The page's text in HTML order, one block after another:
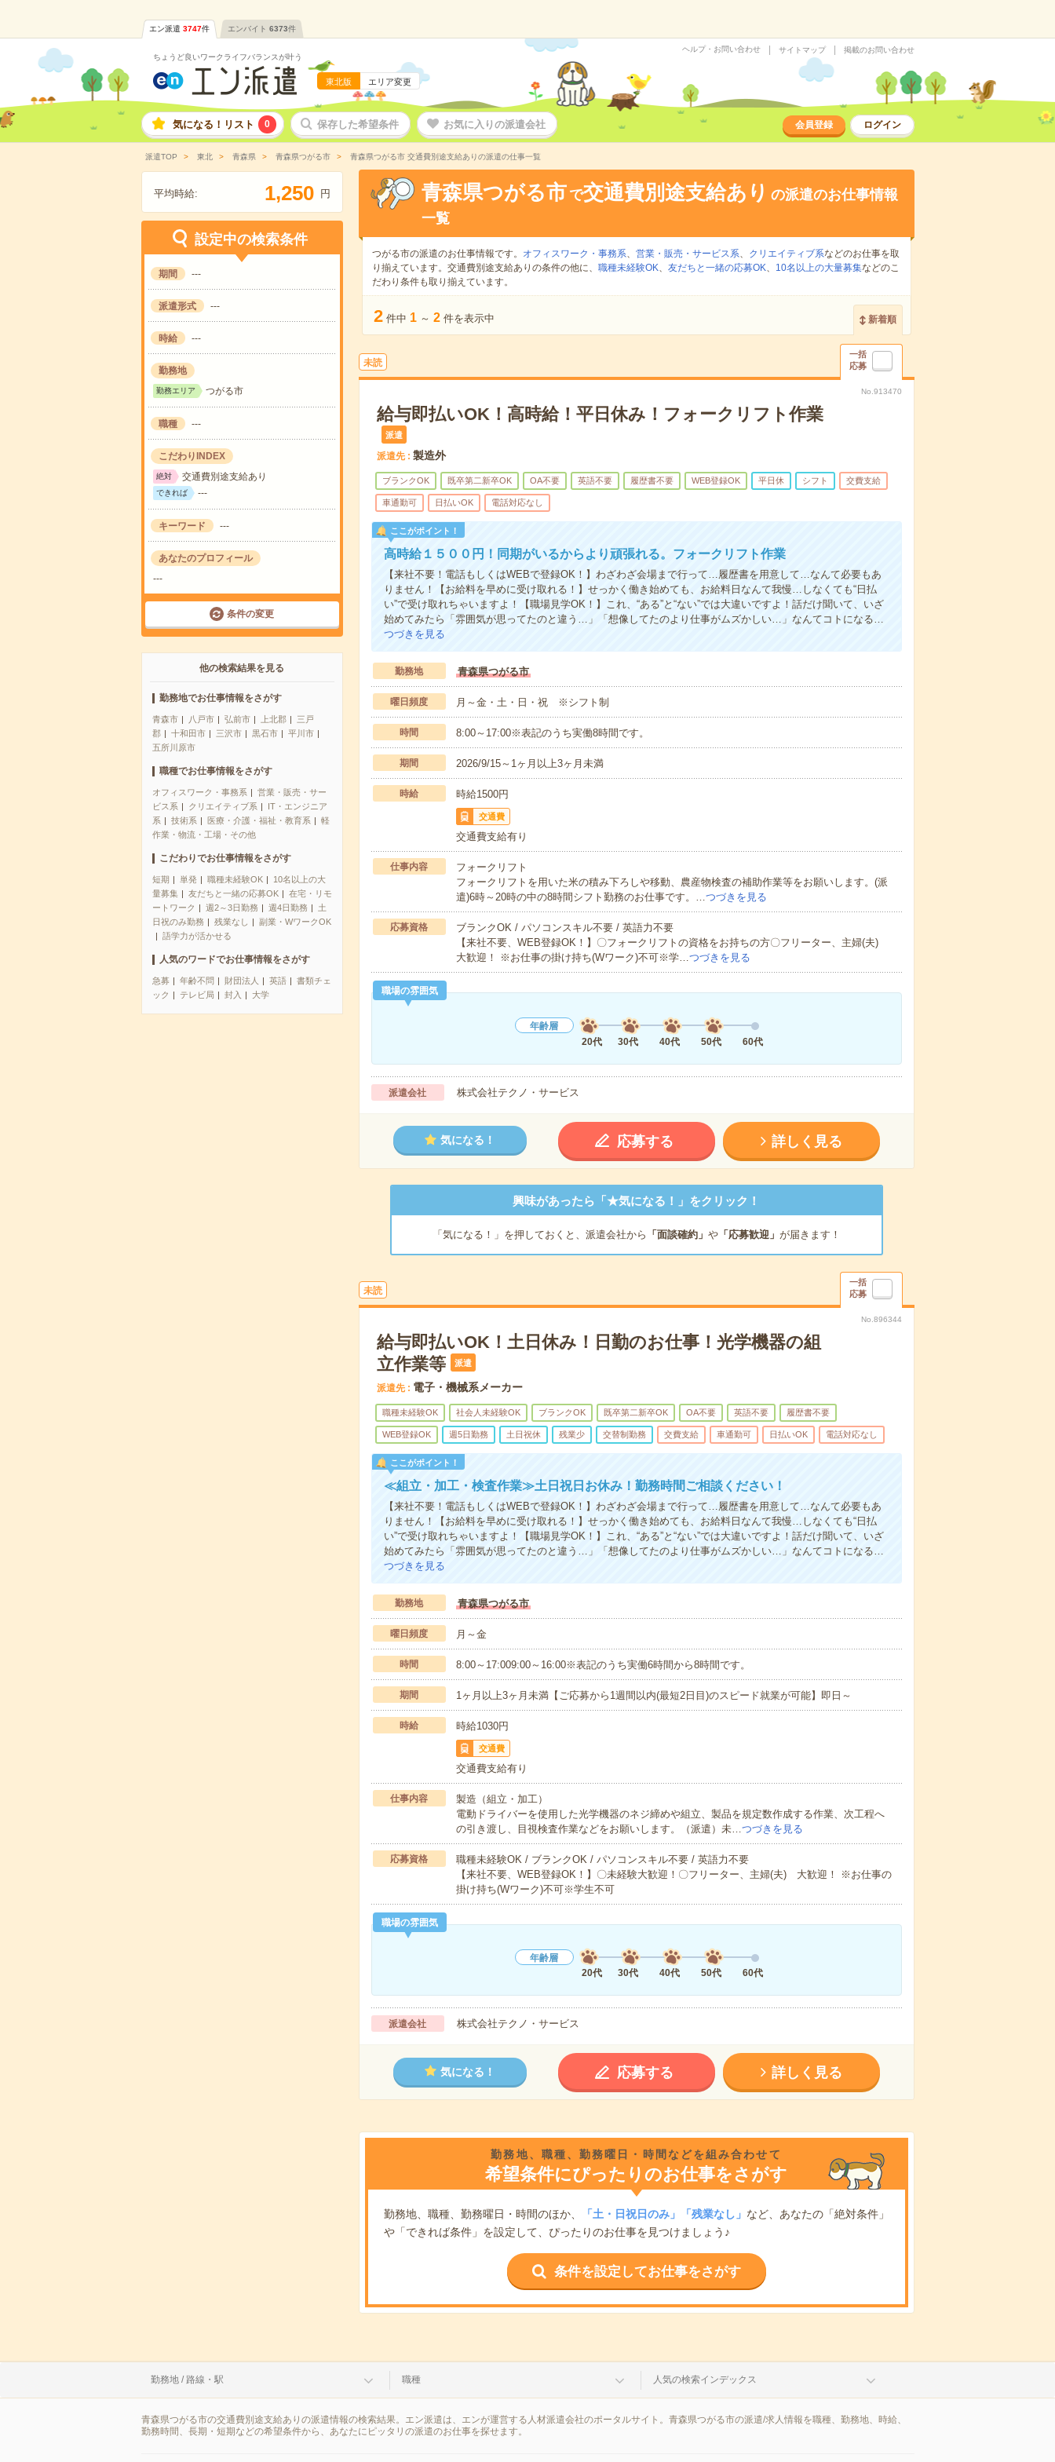
エン派遣 3747件 エンバイト 6373件
ちょうど良いワークライフバランスが叶う
東北版 エリア変更
ヘルプ・お問い合わせ サイトマップ 掲載のお問い合わせ
気になる！リスト 0 保存した希望条件 お気に入りの派遣会社 会員登録 ログイン
派遣TOP 東北 青森県 青森県つがる市 青森県つがる市 交通費別途支給ありの派遣の仕事一覧
平均時給: 1,250 円
設定中の検索条件
期間 ---
派遣形式 ---
時給 ---
勤務地
勤務エリア つがる市
職種 ---
こだわりINDEX
絶対 交通費別途支給あり
できれば ---
キーワード ---
あなたのプロフィール
---
条件の変更
他の検索結果を見る
勤務地でお仕事情報をさがす
青森市 八戸市 弘前市 上北郡
三戸
郡
十和田市 三沢市 黒石市
平川市
五所川原市
職種でお仕事情報をさがす
オフィスワーク・事務系
営業・販売・サー
ビス系
クリエイティブ系
IT・エンジニア
系
技術系 医療・介護・福祉・教育系
軽
作業・物流・工場・その他
こだわりでお仕事情報をさがす
短期 単発 職種未経験OK
10名以上の大
量募集
友だちと一緒の応募OK
在宅・リモ
ートワーク
週2～3日勤務 週4日勤務
土
日祝のみ勤務
残業なし
副業・WワークOK
語学力が活かせる
人気のワードでお仕事情報をさがす
急募 年齢不問 財団法人 英語
書類チェ
ック
テレビ局 封入 大学
青森県つがる市 で交通費別途支給あり の派遣のお仕事情報
一覧
つがる市の派遣のお仕事情報です。 オフィスワーク・事務系、 営業・販売・サービス系、 クリエイティブ系などのお仕事を取
り揃えています。交通費別途支給ありの条件の他に、 職種未経験OK、 友だちと一緒の応募OK、 10名以上の大量募集などのこ
だわり条件も取り揃えています。
2 件中 1 ～ 2 件を表示中 新着順
未読
一括
応募
No.913470
給与即払いOK！高時給！平日休み！フォークリフト作業
派遣
派遣先 製造外
ブランクOK 既卒第二新卒OK OA不要 英語不要 履歴書不要 WEB登録OK 平日休 シフト 交費支給
車通勤可 日払いOK 電話対応なし
ここがポイント！
高時給１５００円！同期がいるからより頑張れる。フォークリフト作業
【来社不要！電話もしくはWEBで登録OK！】わざわざ会場まで行って…履歴書を用意して…なんて必要もあ
りません！【お給料を早めに受け取れる！】せっかく働き始めても、お給料日なんて我慢…しなくても“日払
い”で受け取れちゃいますよ！【職場見学OK！】これ、“ある”と“ない”では大違いですよ！話だけ聞いて、いざ
始めてみたら「雰囲気が思ってたのと違う…」「想像してたのより仕事がムズかしい…」なんてコトになる…
つづきを見る
勤務地 青森県つがる市
曜日頻度 月～金・土・日・祝 ※シフト制
時間 8:00～17:00※表記のうち実働8時間です。
期間 2026/9/15～1ヶ月以上3ヶ月未満
時給 時給1500円
交通費
交通費支給有り
仕事内容
フォークリフト
フォークリフトを用いた米の積み下ろしや移動、農産物検査の補助作業等をお願いします。(派
遣)6時～20時の中の8時間シフト勤務のお仕事です。…つづきを見る
応募資格
ブランクOK / パソコンスキル不要 / 英語力不要
【来社不要、WEB登録OK！】〇フォークリフトの資格をお持ちの方〇フリーター、主婦(夫)
大歓迎！ ※お仕事の掛け持ち(Wワーク)不可※学…つづきを見る
職場の雰囲気
年齢層
20代
30代 40代 50代 60代
派遣会社 株式会社テクノ・サービス
気になる！ 応募する 詳しく見る
興味があったら「★気になる！」をクリック！
「気になる！」を押しておくと、派遣会社から 「面談確約」 や「応募歓迎」 が届きます！
未読
一括
応募
No.896344
給与即払いOK！土日休み！日勤のお仕事！光学機器の組
立作業等
派遣
派遣先 電子・機械系メーカー
職種未経験OK 社会人未経験OK ブランクOK 既卒第二新卒OK OA不要 英語不要 履歴書不要
WEB登録OK 週5日勤務 土日祝休 残業少 交替制勤務 交費支給 車通勤可 日払いOK 電話対応なし
ここがポイント！
≪組立・加工・検査作業≫土日祝日お休み！勤務時間ご相談ください！
【来社不要！電話もしくはWEBで登録OK！】わざわざ会場まで行って…履歴書を用意して…なんて必要もあ
りません！【お給料を早めに受け取れる！】せっかく働き始めても、お給料日なんて我慢…しなくても“日払
い”で受け取れちゃいますよ！【職場見学OK！】これ、“ある”と“ない”では大違いですよ！話だけ聞いて、いざ
始めてみたら「雰囲気が思ってたのと違う…」「想像してたのより仕事がムズかしい…」なんてコトになる…
つづきを見る
勤務地 青森県つがる市
曜日頻度 月～金
時間 8:00～17:009:00～16:00※表記のうち実働6時間から8時間です。
期間 1ヶ月以上3ヶ月未満【ご応募から1週間以内(最短2日目)のスピード就業が可能】即日～
時給 時給1030円
交通費
交通費支給有り
仕事内容
製造（組立・加工）
電動ドライバーを使用した光学機器のネジ締めや組立、製品を規定数作成する作業、次工程へ
の引き渡し、目視検査作業などをお願いします。（派遣）未… つづきを見る
応募資格
職種未経験OK / ブランクOK / パソコンスキル不要 / 英語力不要
【来社不要、WEB登録OK！】〇未経験大歓迎！〇フリーター、主婦(夫) 大歓迎！ ※お仕事の
掛け持ち(Wワーク)不可※学生不可
職場の雰囲気
年齢層
20代
30代 40代 50代 60代
派遣会社 株式会社テクノ・サービス
気になる！ 応募する 詳しく見る
勤務地、職種、勤務曜日・時間などを組み合わせて
希望条件にぴったりのお仕事をさがす
勤務地、職種、勤務曜日・時間のほか、 「土・日祝日のみ」「残業なし」 など、あなたの「絶対条件」
や「できれば条件」を設定して、ぴったりのお仕事を見つけましょう♪
条件を設定してお仕事をさがす
勤務地 / 路線・駅 職種 人気の検索インデックス
青森県つがる市の交通費別途支給ありの派遣情報の検索結果。エン派遣は、エンが運営する人材派遣会社のポータルサイト。青森県つがる市の派遣/求人情報を職種、勤務地、時給、
勤務時間、長期・短期などの希望条件から、あなたにピッタリの派遣のお仕事を探せます。